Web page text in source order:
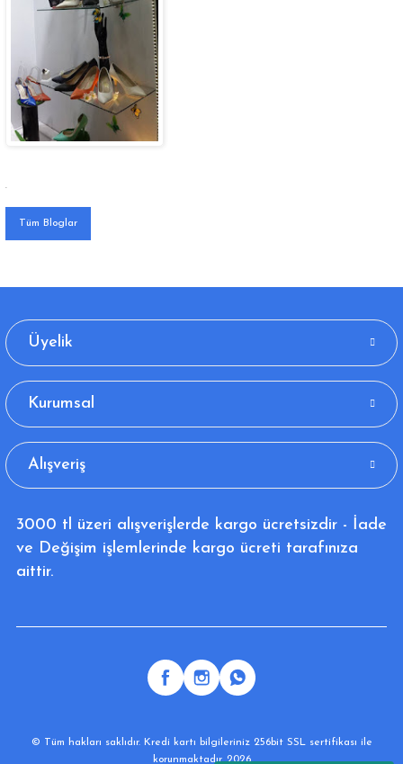
.
Tüm Bloglar
Üyelik
Kurumsal
Alışveriş
3000 tl üzeri alışverişlerde kargo ücretsizdir - İade
ve Değişim işlemlerinde kargo ücreti tarafınıza
aittir.
© Tüm hakları saklıdır. Kredi kartı bilgileriniz 256bit SSL sertifikası ile
korunmaktadır. 2026